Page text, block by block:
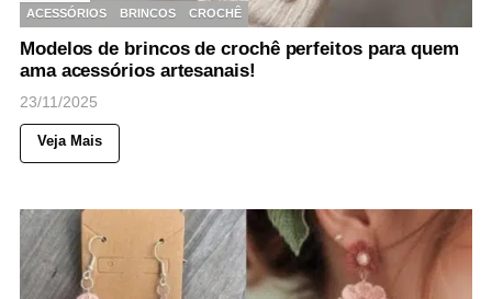
ACESSÓRIOS
BRINCOS CROCHÊ
Modelos de brincos de crochê perfeitos para quem
ama acessórios artesanais!
23/11/2025
Veja Mais